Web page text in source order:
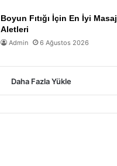
Boyun Fıtığı İçin En İyi Masaj
Aletleri
Admin 6 Ağustos 2026
Daha Fazla Yükle